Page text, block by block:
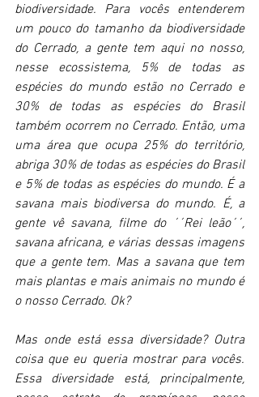
biodiversidade. Para vocês entenderem
um pouco do tamanho da biodiversidade
do Cerrado, a gente tem aqui no nosso,
nesse ecossistema, 5% de todas as
espécies do mundo estão no Cerrado e
30% de todas as espécies do Brasil
também ocorrem no Cerrado. Então, uma
uma área que ocupa 25% do território,
abriga 30% de todas as espécies do Brasil
e 5% de todas as espécies do mundo. É a
savana mais biodiversa do mundo. É, a
gente vê savana, filme do ´´Rei leão´´,
savana africana, e várias dessas imagens
que a gente tem. Mas a savana que tem
mais plantas e mais animais no mundo é
o nosso Cerrado. Ok?
Mas onde está essa diversidade? Outra
coisa que eu queria mostrar para vocês.
Essa diversidade está, principalmente,